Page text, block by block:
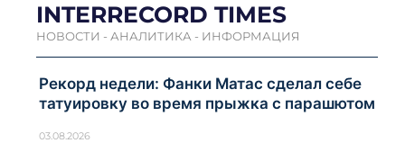
INTERRECORD TIMES
НОВОСТИ - АНАЛИТИКА - ИНФОРМАЦИЯ
Рекорд недели: Фанки Матас сделал себе
татуировку во время прыжка с парашютом
03.08.2026